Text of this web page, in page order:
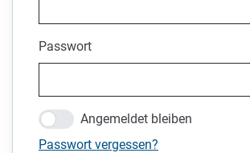
Passwort
Angemeldet bleiben
Passwort vergessen?